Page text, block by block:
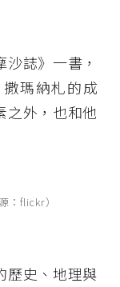
誌》一書，
瑪納札的成
之外，也和他
：flickr）
歷史、地理與